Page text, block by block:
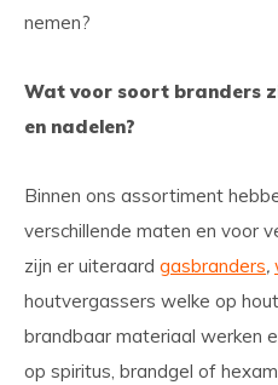
nemen?
Wat voor soort branders
en nadelen?
Binnen ons assortiment
verschillende maten en voor
zijn er uiteraard gasbranders,
houtvergassers welke op
brandbaar materiaal werken
op spiritus, brandgel of